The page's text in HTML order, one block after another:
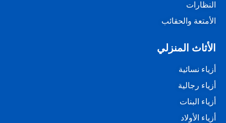
النظارات
الأمتعة والحقائب
الأثاث المنزلي
أزياء نسائية
أزياء رجالية
أزياء البنات
أزياء الأولاد